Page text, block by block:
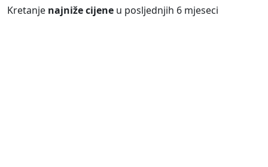
Kretanje najniže cijene u posljednjih 6 mjeseci